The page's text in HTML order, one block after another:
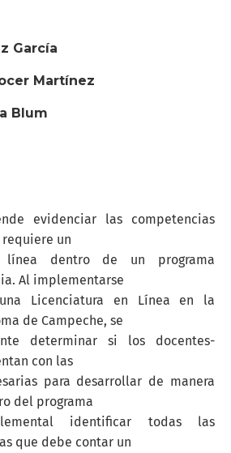
García
Martínez
Blum
evidenciar las competencias
un
línea dentro de un programa
Al implementarse
Licenciatura en Línea en la
de Campeche, se
determinar si los docentes-
con las
para desarrollar de manera
del programa
identificar todas las
que debe contar un